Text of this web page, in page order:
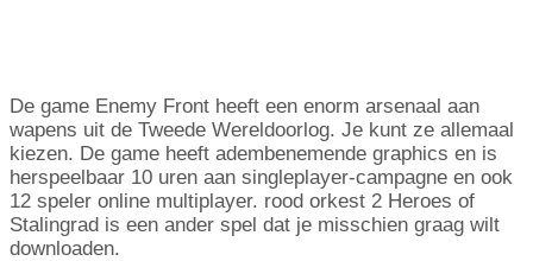
De game Enemy Front heeft een enorm arsenaal aan
wapens uit de Tweede Wereldoorlog. Je kunt ze allemaal
kiezen. De game heeft adembenemende graphics en is
herspeelbaar 10 uren aan singleplayer-campagne en ook
12 speler online multiplayer. rood orkest 2 Heroes of
Stalingrad is een ander spel dat je misschien graag wilt
downloaden.